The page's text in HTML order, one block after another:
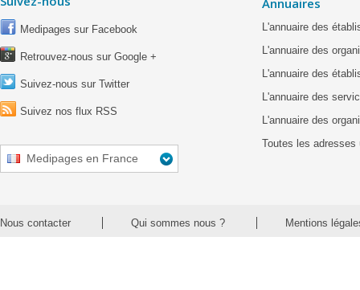
Medipages sur Facebook
Retrouvez-nous sur Google +
Suivez-nous sur Twitter
Suivez nos flux RSS
Medipages en France
Annuaires
L'annuaire des
L'annuaire des
L'annuaire des
L'annuaire des
L'annuaire des
Toutes les adresses
Nous contacter Qui sommes nous ? Mentions